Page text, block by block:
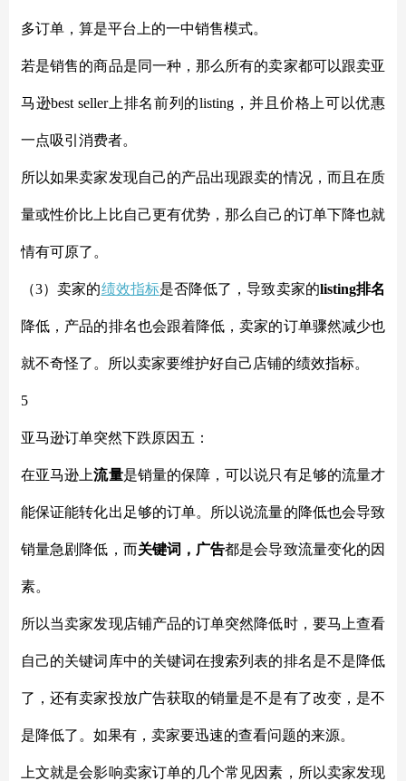
多订单，算是平台上的一中销售模式。
若是销售的商品是同一种，那么所有的卖家都可以跟卖亚
马逊best seller上排名前列的listing，并且价格上可以优惠
一点吸引消费者。
所以如果卖家发现自己的产品出现跟卖的情况，而且在质
量或性价比上比自己更有优势，那么自己的订单下降也就
情有可原了。
（3）卖家的绩效指标是否降低了，导致卖家的listing排名
降低，产品的排名也会跟着降低，卖家的订单骤然减少也
就不奇怪了。所以卖家要维护好自己店铺的绩效指标。
5
亚马逊订单突然下跌原因 五：
在亚马逊上流量是销量的保障，可以说只有足够的流量才
能保证能转化出足够的订单。所以说流量的降低也会导致
销量急剧降低，而关键词，广告都是会导致流量变化的因
素。
所以当卖家发现店铺产品的订单突然降低时，要马上查看
自己的关键词库中的关键词在搜索列表的排名是不是降低
了，还有卖家投放广告获取的销量是不是有了改变，是不
是降低了。如果有，卖家要迅速的查看问题的来源。
上文就是会影响卖家订单的几个常见因素，所以卖家发现